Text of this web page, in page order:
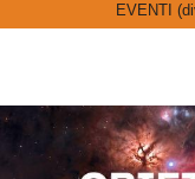
EVENTI